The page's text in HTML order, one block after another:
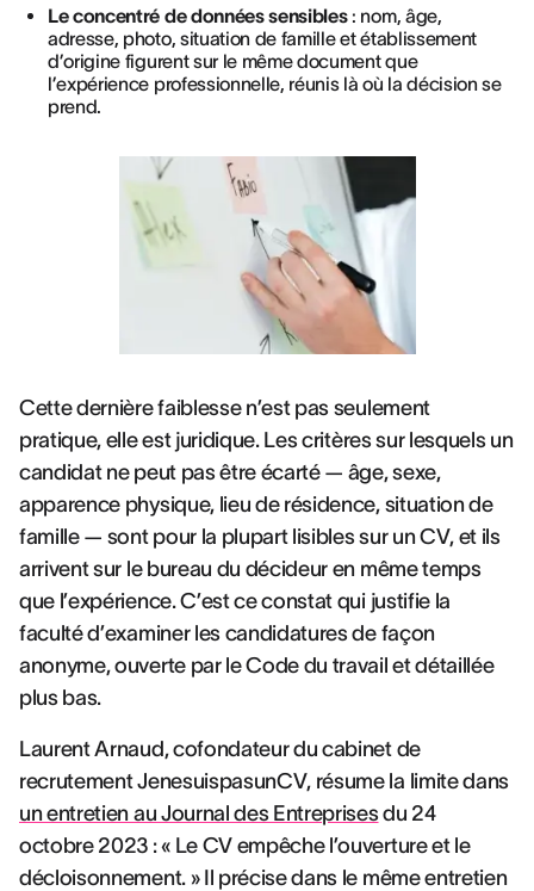
Le concentré de données sensibles: nom, âge,
adresse, photo, situation de famille et établissement
d’origine figurent sur le même document que
l’expérience professionnelle, réunis là où la décision se
prend.
Cette dernière faiblesse n’est pas seulement
pratique, elle est juridique. Les critères sur lesquels un
candidat ne peut pas être écarté — âge, sexe,
apparence physique, lieu de résidence, situation de
famille — sont pour la plupart lisibles sur un CV, et ils
arrivent sur le bureau du décideur en même temps
que l’expérience. C’est ce constat qui justifie la
faculté d’examiner les candidatures de façon
anonyme, ouverte par le Code du travail et détaillée
plus bas.
Laurent Arnaud, cofondateur du cabinet de
recrutement JenesuispasunCV, résume la limite dans
un entretien au Journal des Entreprisesdu 24
octobre 2023 : « Le CV empêche l’ouverture et le
décloisonnement. » Il précise dans le même entretien